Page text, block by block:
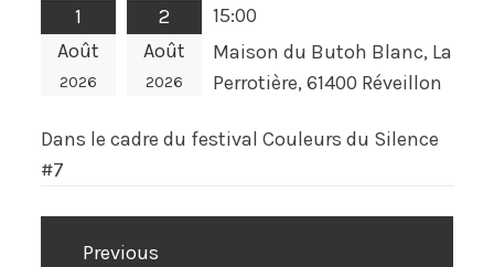
1
Août
2026
2
Août
2026
15:00
Maison du Butoh Blanc, La
Perrotière, 61400 Réveillon
Dans le cadre du festival Couleurs du Silence
#7
Previous